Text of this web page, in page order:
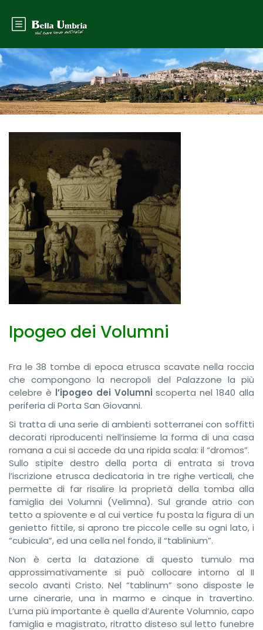
Ipogeo dei Volumni
Fra le 38 tombe di epoca etrusca scavate nella roccia
che compongono la necropoli del Palazzone la più
celebre è l’ipogeo dei Volumni scoperta nel 1840 alla
periferia di Porta San Giovanni.
Si tratta di una serie di ambienti sotterranei con soffitti
decorati riproducenti nell’insieme la forma di una casa
romana a cui si accede da una ripida scala: il “dromos”.
Sullo stipite destro della porta di entrata si trova
l’iscrizione etrusca dedicatoria in tre righe verticali, che
permette di far risalire la proprietà della tomba alla
famiglia dei Volumni (Velimna). Sul grande atrio con
tetto a spiovente e al cui vertice fu posta la figura di un
genietto fittile, si aprono tre piccole celle su ogni lato, i
“cubicula”, ed una cella nel fondo, il “tablinium”.
Non è certa la datazione di questo tumulo ma
approssimativamente si può collocare intorno al II
secolo avanti Cristo. Nel “tablinum” sono disposte le
urne cinerarie, una in marmo e cinque in travertino.
L’urna più importante è quella d’Aurente Volumnio, capo
famiglia e magistrato, ritratto disteso sul letto funebre